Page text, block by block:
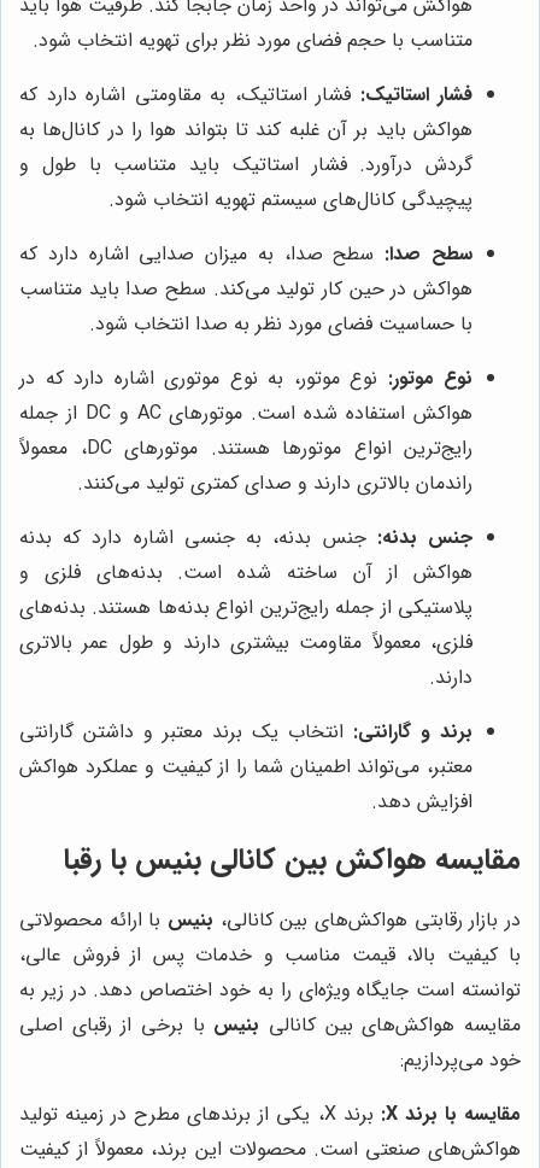
متناسب با حجم فضای مورد نظر برای تهویه انتخاب شود.
فشار استاتیک: فشار استاتیک، به مقاومتی اشاره دارد که
هواکش باید بر آن غلبه کند تا بتواند هوا را در کانال‌ها به
گردش درآورد. فشار استاتیک باید متناسب با طول و
پیچیدگی کانال‌های سیستم تهویه انتخاب شود.
سطح صدا: سطح صدا، به میزان صدایی اشاره دارد که
هواکش در حین کار تولید می‌کند. سطح صدا باید متناسب
با حساسیت فضای مورد نظر به صدا انتخاب شود.
نوع موتور: نوع موتور، به نوع موتوری اشاره دارد که در
هواکش استفاده شده است. موتورهای AC و DC از جمله
رایج‌ترین انواع موتورها هستند. موتورهای DC، معمولاً
راندمان بالاتری دارند و صدای کمتری تولید می‌کنند.
جنس بدنه: جنس بدنه، به جنسی اشاره دارد که بدنه
هواکش از آن ساخته شده است. بدنه‌های فلزی و
پلاستیکی از جمله رایج‌ترین انواع بدنه‌ها هستند. بدنه‌های
فلزی، معمولاً مقاومت بیشتری دارند و طول عمر بالاتری
دارند.
برند و گارانتی: انتخاب یک برند معتبر و داشتن گارانتی
معتبر، می‌تواند اطمینان شما را از کیفیت و عملکرد هواکش
افزایش دهد.
مقایسه هواکش بین کانالی بنیس با رقبا
در بازار رقابتی هواکش‌های بین کانالی، بنیس با ارائه محصولاتی
با کیفیت بالا، قیمت مناسب و خدمات پس از فروش عالی،
توانسته است جایگاه ویژه‌ای را به خود اختصاص دهد. در زیر به
مقایسه هواکش‌های بین کانالی بنیس با برخی از رقبای اصلی
خود می‌پردازیم:
مقایسه با برند X:
برند X، یکی از برندهای مطرح در زمینه تولید
هواکش‌های صنعتی است. محصولات این برند، معمولاً از کیفیت